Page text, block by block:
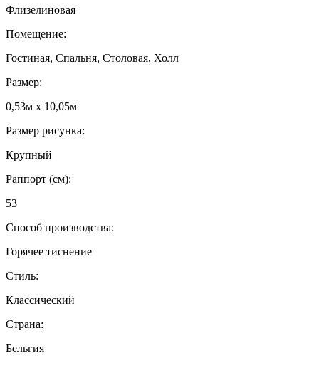
Флизелиновая
Помещение:
Гостиная, Спальня, Столовая, Холл
Размер:
0,53м x 10,05м
Размер рисунка:
Крупный
Раппорт (см):
53
Способ производства:
Горячее тиснение
Стиль:
Классический
Страна:
Бельгия